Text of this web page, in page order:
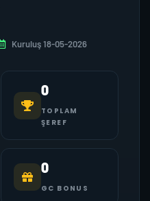
Kuruluş 18-05-2026
0
TOPLAM
ŞEREF
0
GC BONUS